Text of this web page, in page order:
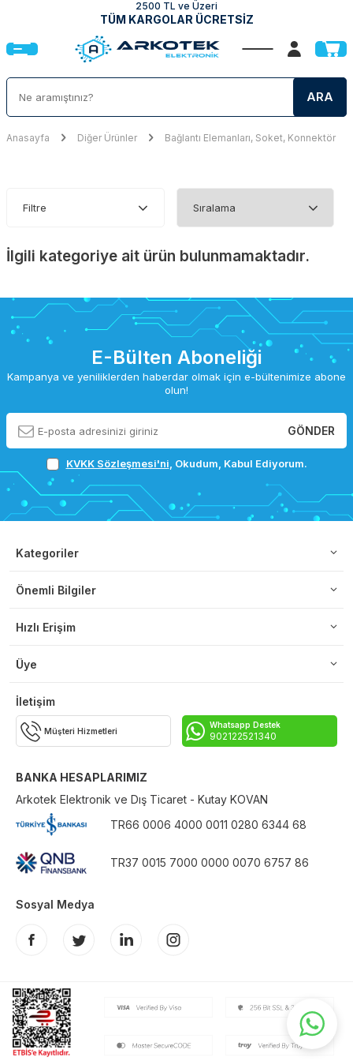
2500 TL ve Üzeri
TÜM KARGOLAR ÜCRETSİZ
ARA
Anasayfa Diğer Ürünler Bağlantı Elemanları, Soket, Konnektör
Filtre
İlgili kategoriye ait ürün bulunmamaktadır.
E-Bülten Aboneliği
Kampanya ve yeniliklerden haberdar olmak için e-bültenimize abone
olun!
GÖNDER
KVKK Sözleşmesi'ni , Okudum, Kabul Ediyorum.
Kategoriler
Önemli Bilgiler
Hızlı Erişim
Üye
İletişim
Müşteri Hizmetleri
Whatsapp Destek
902122521340
BANKA HESAPLARIMIZ
Arkotek Elektronik ve Dış Ticaret - Kutay KOVAN
TR66 0006 4000 0011 0280 6344 68
TR37 0015 7000 0000 0070 6757 86
Sosyal Medya